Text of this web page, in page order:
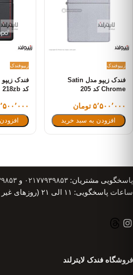
زیپوفندک
فندک زیپو مدل Satin
Chrome کد 205
۵٬۵۰۰٬۰۰۰ تومان
افزودن به سبد خرید
زیپوفندک
فندک زیپو
کد 218zb
۷٬۵۰۰٬۰۰۰
پاسخگویی مشتریان: ۰۲۱۷۷۹۳۹۸۵۳ و
ساعات پاسخگویی: ۱۱ الی ۲۱ (روزهای غیر تعطیل)
فروشگاه فندک لایترلند